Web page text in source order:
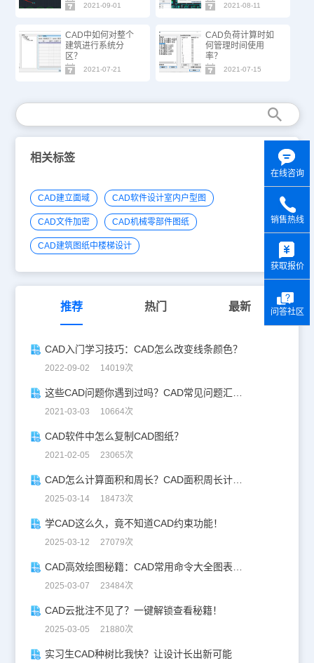
2021-09-01 2021-08-11
CAD中如何对整个
建筑进行系统分
区？
2021-07-21
CAD负荷计算时如
何管理时间使用
率？
2021-07-15
相关标签
CAD建立面域 CAD软件设计室内户型图
CAD文件加密 CAD机械零部件图纸
CAD建筑图纸中楼梯设计
推荐 热门 最新
CAD入门学习技巧：CAD怎么改变线条颜色？
2022-09-02 14019次
2021-03-03 10664次
CAD软件中怎么复制CAD图纸？
2021-02-05 23065次
CAD怎么计算面积和周长？CAD面积周长计算全攻略
2025-03-14 18473次
学CAD这么久，竟不知道CAD约束功能！
2025-03-12 27079次
2025-03-07 23484次
CAD云批注不见了？一键解锁查看秘籍！
2025-03-05 21880次
实习生CAD种树比我快？让设计长出新可能
在线咨询
销售热线
获取报价
问答社区